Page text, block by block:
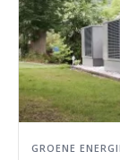
GROENE